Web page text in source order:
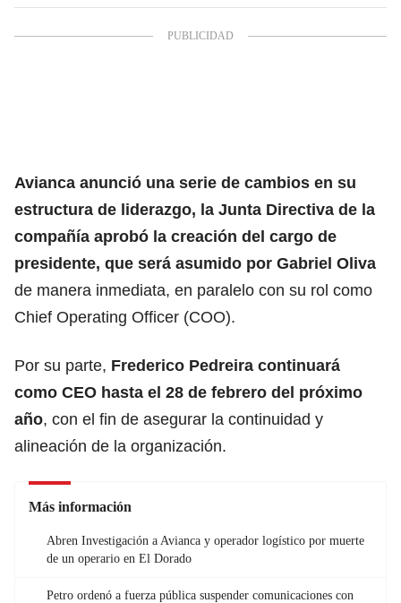
Avianca anunció una serie de cambios en su
estructura de liderazgo, la Junta Directiva de la
compañía aprobó la creación del cargo de
presidente, que será asumido por Gabriel Oliva
de manera inmediata, en paralelo con su rol como
Chief Operating Officer (COO).
Por su parte, Frederico Pedreira continuará
como CEO hasta el 28 de febrero del próximo
año, con el fin de asegurar la continuidad y
alineación de la organización.
Más información
Abren Investigación a Avianca y operador logístico por muerte
de un operario en El Dorado
Petro ordenó a fuerza pública suspender comunicaciones con